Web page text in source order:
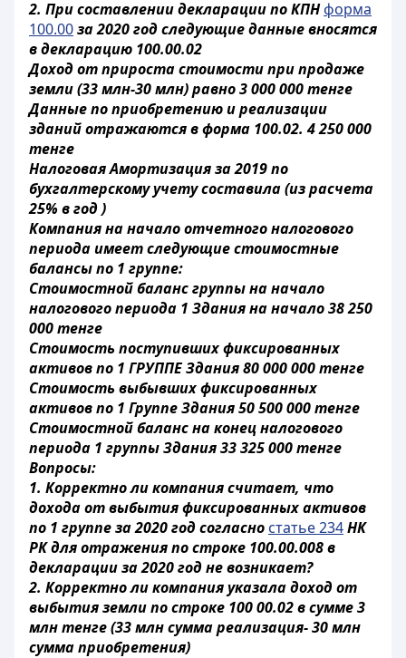
2. При составлении декларации по КПНформа
100.00за 2020 год следующие данные вносятся
в декларацию 100.00.02
Доход от прироста стоимости при продаже
земли (33 млн-30 млн) равно 3 000 000 тенге
Данные по приобретению и реализации
зданий отражаются в форма 100.02. 4 250 000
тенге
Налоговая Амортизация за 2019 по
бухгалтерскому учету составила (из расчета
25% в год )
Компания на начало отчетного налогового
периода имеет следующие стоимостные
балансы по 1 группе:
Стоимостной баланс группы на начало
налогового периода 1 Здания на начало 38 250
000 тенге
Стоимость поступивших фиксированных
активов по 1 ГРУППЕ Здания 80 000 000 тенге
Стоимость выбывших фиксированных
активов по 1 Группе Здания 50 500 000 тенге
Стоимостной баланс на конец налогового
периода 1 группы Здания 33 325 000 тенге
Вопросы:
1. Корректно ли компания считает, что
дохода от выбытия фиксированных активов
по 1 группе за 2020 год согласно статье 234НК
РК для отражения по строке 100.00.008 в
декларации за 2020 год не возникает?
2. Корректно ли компания указала доход от
выбытия земли по строке 100 00.02 в сумме 3
млн тенге (33 млн сумма реализация- 30 млн
сумма приобретения)